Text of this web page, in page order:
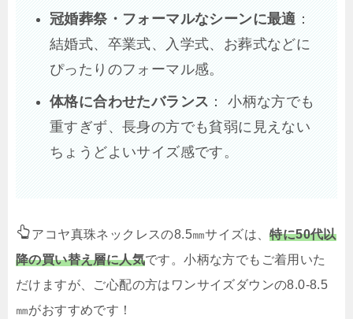
冠婚葬祭・フォーマルなシーンに最適 ：
結婚式、卒業式、入学式、お葬式などに
ぴったりのフォーマル感。
体格に合わせたバランス ： 小柄な方でも
重すぎず、長身の方でも貧弱に見えない
ちょうどよいサイズ感です。
アコヤ真珠ネックレスの8.5㎜サイズは、特に50代以
降の買い替え層に人気です。小柄な方でもご着用いた
だけますが、ご心配の方はワンサイズダウンの8.0-8.5
㎜がおすすめです！